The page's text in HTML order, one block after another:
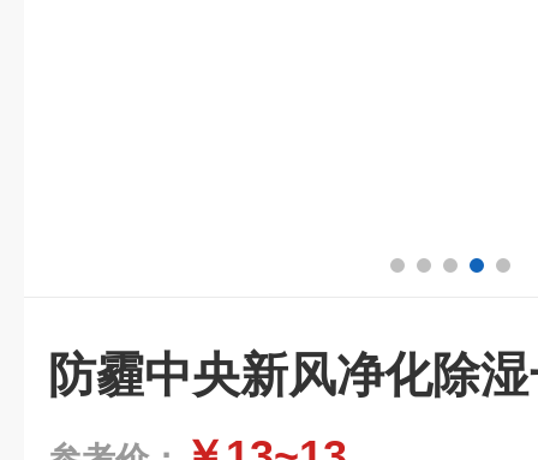
防霾中央新风净化除